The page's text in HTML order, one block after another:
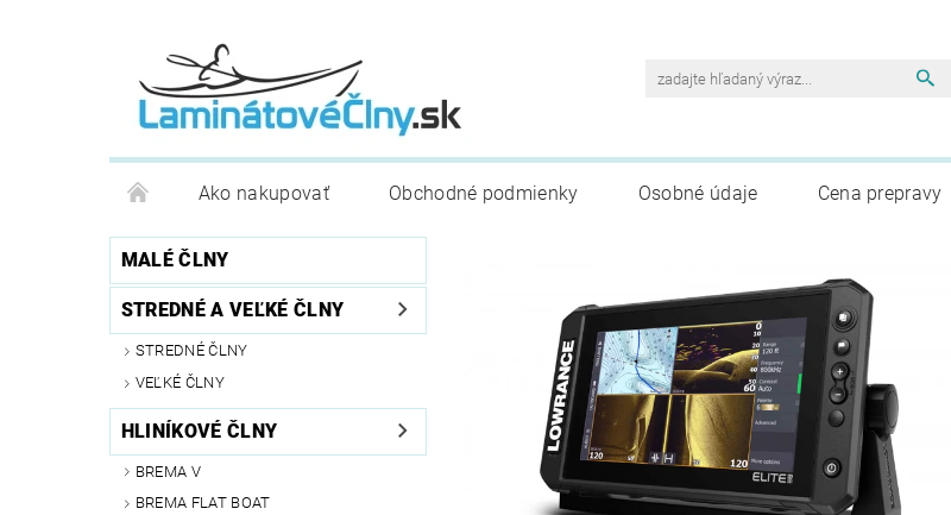
Ako nakupovať Obchodné podmienky Osobné údaje Cena prepravy
MALÉ ČLNY
STREDNÉ A VEĽKÉ ČLNY
STREDNÉ ČLNY
VEĽKÉ ČLNY
HLINÍKOVÉ ČLNY
BREMA V
BREMA FLAT BOAT